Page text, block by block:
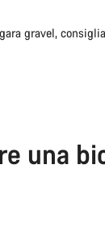
gravel,
una